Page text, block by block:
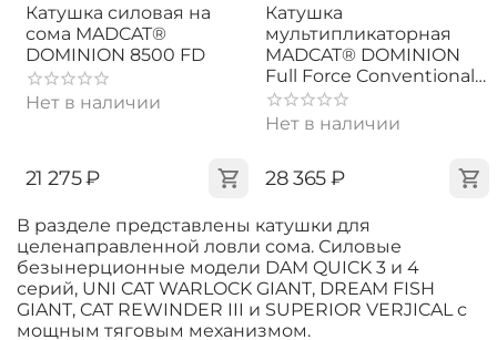
В разделе представлены катушки для
целенаправленной ловли сома. Силовые
безынерционные модели DAM QUICK 3 и 4
серий, UNI CAT WARLOCK GIANT, DREAM FISH
GIANT, CAT REWINDER III и SUPERIOR VERJICAL с
мощным тяговым механизмом.
Катушка силовая на
сома MADCAT®
DOMINION 8500 FD
Нет в наличии
‍21 275‍₽
Катушка
мультипликаторная
MADCAT® DOMINION
Full Force Conventional
Reel
Нет в наличии
‍28 365‍₽